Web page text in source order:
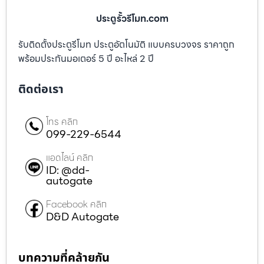
ประตูรั้วรีโมท.com
รับติดตั้งประตูรีโมท ประตูอัตโนมัติ แบบครบวงจร ราคาถูก
พร้อมประกันมอเตอร์ 5 ปี อะไหล่ 2 ปี
ติดต่อเรา
โทร คลิก
099-229-6544
แอดไลน์ คลิก
ID: @dd-
autogate
Facebook คลิก
D&D Autogate
บทความที่คล้ายกัน